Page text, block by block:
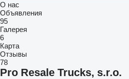
О нас
Объявления
95
Галерея
6
Карта
Отзывы
78
Pro Resale Trucks, s.r.o.